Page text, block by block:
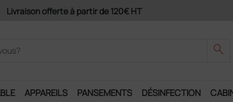
Livraison offerte à partir de 120€ HT
search
APPAREILS PANSEMENTS DÉSINFECTION